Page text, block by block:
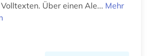
Über einen Ale... Mehr